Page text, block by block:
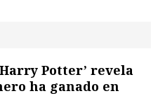
Potter’ revela
ha ganado en